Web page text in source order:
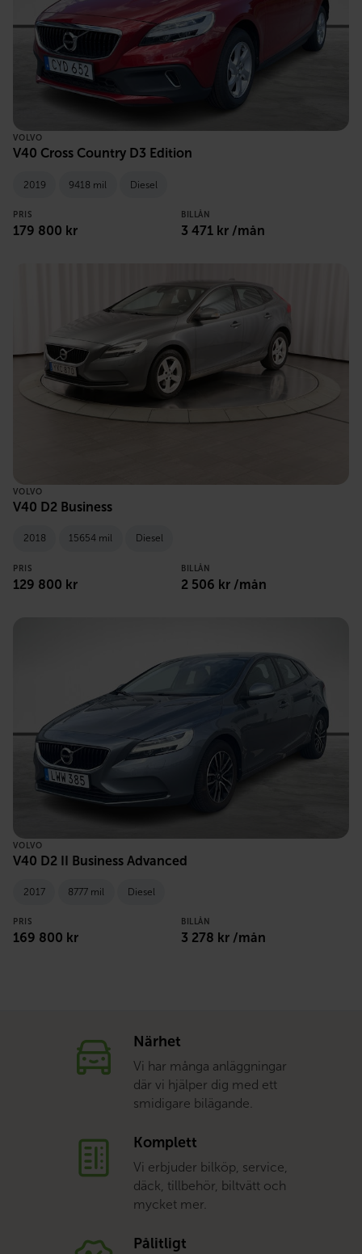
VOLVO
V40 Cross Country D3 Edition
2019 9418 mil Diesel
PRIS
179 800 kr
BILLÅN
3 471 kr /mån
VOLVO
V40 D2 Business
2018 15654 mil Diesel
PRIS
129 800 kr
BILLÅN
2 506 kr /mån
VOLVO
V40 D2 II Business Advanced
2017 8777 mil Diesel
PRIS
169 800 kr
BILLÅN
3 278 kr /mån
Närhet
Vi har många anläggningar
där vi hjälper dig med ett
smidigare bilägande.
Komplett
Vi erbjuder bilköp, service,
däck, tillbehör, biltvätt och
mycket mer.
Pålitligt